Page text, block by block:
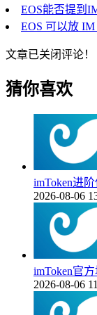
EOS能否提到
EOS 可以放
文章已关闭评论！
猜你喜欢
imToken进
2026-08-06
imToken官
2026-08-06